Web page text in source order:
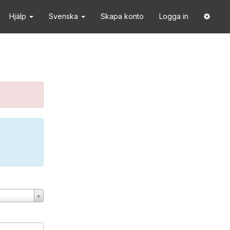
Hjälp Svenska Skapa konto Logga in